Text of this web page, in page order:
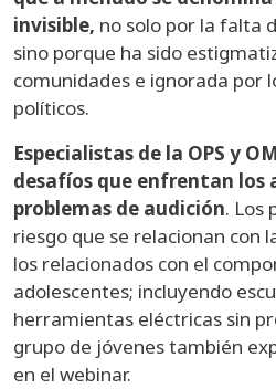
invisible, no solo por la falta
sino porque ha sido
comunidades e ignorada por
políticos.
Especialistas de la OPS y
desafíos que enfrentan los
problemas de audición. Los
riesgo que se relacionan con
los relacionados con el
adolescentes; incluyendo
herramientas eléctricas sin
grupo de jóvenes también
en el webinar.